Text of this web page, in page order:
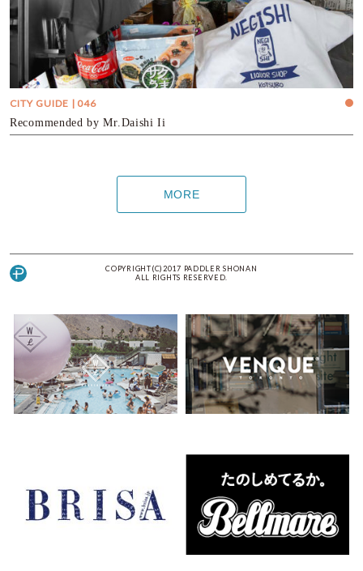
CITY GUIDE | 046
Recommended by Mr.Daishi Ii
MORE
COPYRIGHT(C)2017 PADDLER SHONAN
ALL RIGHTS RESERVED.